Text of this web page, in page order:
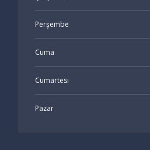
Perşembe
Cuma
Cumartesi
Pazar